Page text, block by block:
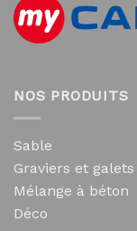
NOS PRODUITS
Sable
Graviers et galets
Mélange à béton
Déco